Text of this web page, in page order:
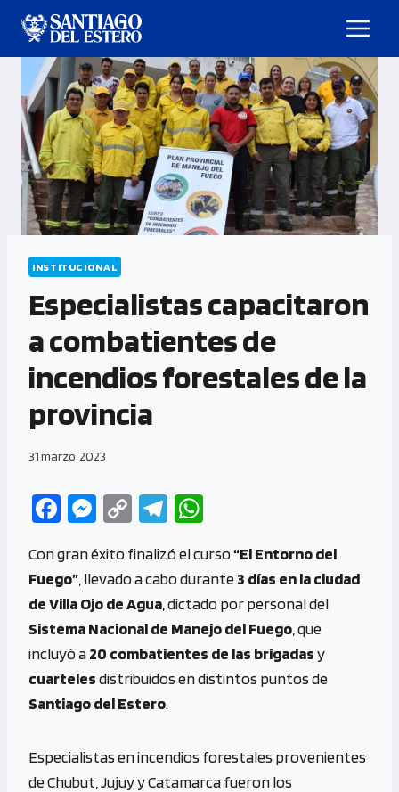
INSTITUCIONAL
Especialistas capacitaron
a combatientes de
incendios forestales de la
provincia
31 marzo, 2023
Fa
b
o
o
k
M
se
n
g
er
C
py
Li
n
k
Te
gr
a
m
at
s
A
p
p
Con gran éxito finalizó el curso“El Entorno del
Fuego” , llevado a cabo durante3 días en la ciudad
de Villa Ojo de Agua , dictado por personal del
Sistema Nacional de Manejo del Fuego , que
incluyó a20 combatientes de las brigadasy
cuartelesdistribuidos en distintos puntos de
Santiago del Estero.
Especialistas en incendios forestales provenientes
de Chubut, Jujuy y Catamarca fueron los